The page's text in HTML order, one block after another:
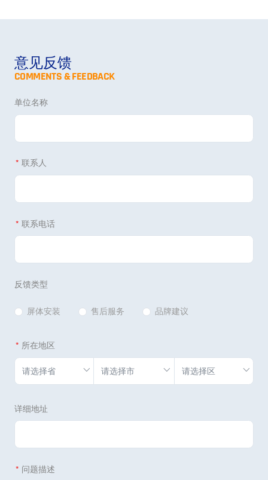
意见反馈
COMMENTS & FEEDBACK
单位名称
联系人
联系电话
反馈类型
屏体安装 售后服务 品牌建议
所在地区
详细地址
问题描述